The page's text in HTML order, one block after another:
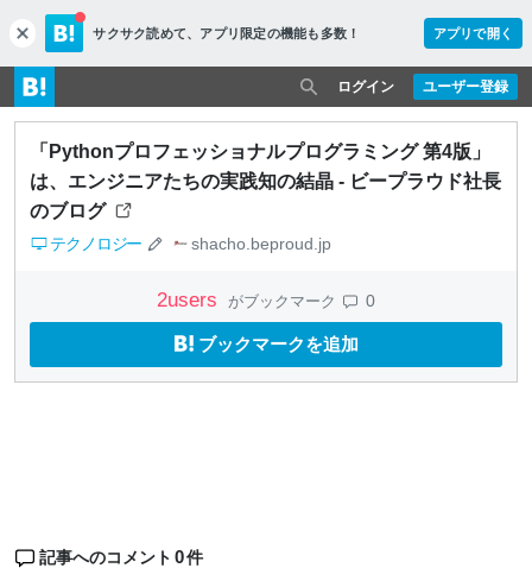
c
l
o
s
e
サクサク読めて、 アプリ限定の機能も多数！ アプリで開く
ユーザー登録
ログイン
「Pythonプロフェッショナルプログラミング 第4版」
は、エンジニアたちの実践知の結晶 - ビープラウド社長
のブログ
テクノロジー shacho.beproud.jp
2users がブックマーク 0
ブックマークを追加
記事へのコメント 0件